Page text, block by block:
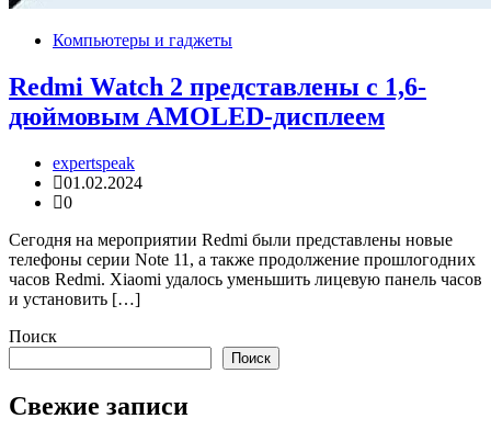
Компьютеры и гаджеты
Redmi Watch 2 представлены с 1,6-
дюймовым AMOLED-дисплеем
expertspeak
01.02.2024
0
Сегодня на мероприятии Redmi были представлены новые
телефоны серии Note 11, а также продолжение прошлогодних
часов Redmi. Xiaomi удалось уменьшить лицевую панель часов
и установить […]
Поиск
Поиск
Свежие записи